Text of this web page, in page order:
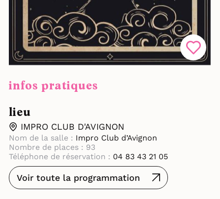
infos pratiques
lieu
IMPRO CLUB D'AVIGNON
Nom de la salle : Impro Club d’Avignon
Nombre de places : 93
Téléphone de réservation : 04 83 43 21 05
Voir toute la programmation